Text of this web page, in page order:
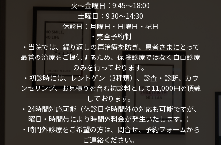
火～金曜日：9:45～18:00
土曜日：9:30～14:30
休診日：月曜日・日曜日・祝日
・完全予約制
・当院では、繰り返しの再治療を防ぎ、患者さまにとって
最善の治療をご提供するため、保険診療ではなく自由診療
のみを行っております。
・初診時には、レントゲン（3種類）、診査・診断、カウ
ンセリング、お見積りを含む初診料として11,000円を頂戴
しております。
・24時間対応可能（休診日や時間外の対応も可能ですが、
曜日・時間帯により時間外料金が発生いたします。）
・時間外診療をご希望の方は、問合せ、予約フォームから
ご連絡ください。